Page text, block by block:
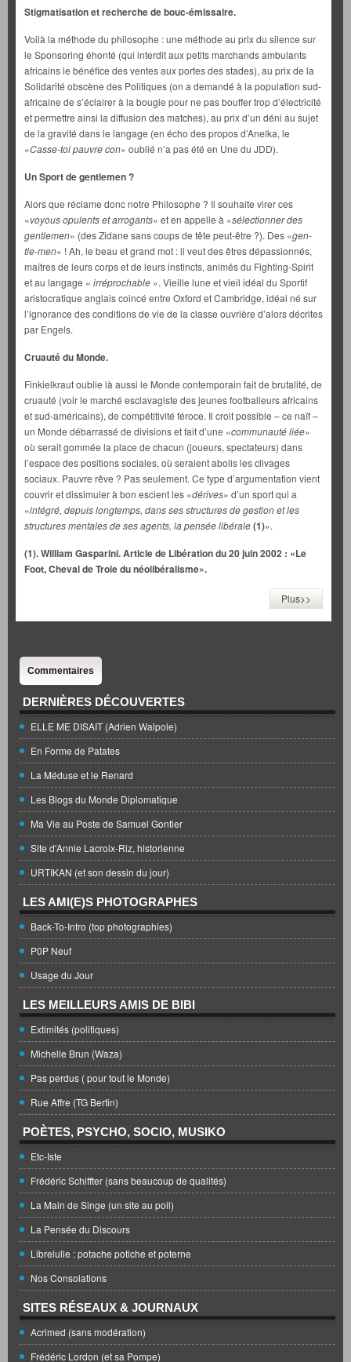
Stigmatisation et recherche de bouc-émissaire.
Voilà la méthode du philosophe : une méthode au prix du silence sur
le Sponsoring éhonté (qui interdit aux petits marchands ambulants
africains le bénéfice des ventes aux portes des stades), au prix de la
Solidarité obscène des Politiques (on a demandé à la population sud-
africaine de s’éclairer à la bougie pour ne pas bouffer trop d’électricité
et permettre ainsi la diffusion des matches), au prix d’un déni au sujet
de la gravité dans le langage (en écho des propos d’Anelka, le
«Casse-toi pauvre con» oublié n’a pas été en Une du JDD).
Un Sport de gentlemen ?
Alors que réclame donc notre Philosophe ? Il souhaite virer ces
«voyous opulents et arrogants» et en appelle à «sélectionner des
gentlemen» (des Zidane sans coups de tête peut-être ?). Des «gen-
tle-men» ! Ah, le beau et grand mot : il veut des êtres dépassionnés,
maîtres de leurs corps et de leurs instincts, animés du Fighting-Spirit
et au langage « irréprochable ». Vieille lune et vieil idéal du Sportif
aristocratique anglais coincé entre Oxford et Cambridge, idéal né sur
l’ignorance des conditions de vie de la classe ouvrière d’alors décrites
par Engels.
Cruauté du Monde.
Finkielkraut oublie là aussi le Monde contemporain fait de brutalité, de
cruauté (voir le marché esclavagiste des jeunes footballeurs africains
et sud-américains), de compétitivité féroce. Il croit possible – ce naïf –
un Monde débarrassé de divisions et fait d’une «communauté liée»
où serait gommée la place de chacun (joueurs, spectateurs) dans
l’espace des positions sociales, où seraient abolis les clivages
sociaux. Pauvre rêve ? Pas seulement. Ce type d’argumentation vient
couvrir et dissimuler à bon escient les «dérives» d’un sport qui a
«intégré, depuis longtemps, dans ses structures de gestion et les
structures mentales de ses agents, la pensée libérale(1)».
(1).William Gasparini. Article de Libération du 20 juin 2002 : «Le
Foot, Cheval de Troie du néolibéralisme».
Plus>>
Commentaires
DERNIÈRES DÉCOUVERTES
ELLE ME DISAIT (Adrien Walpole)
En Forme de Patates
La Méduse et le Renard
Les Blogs du Monde Diplomatique
Ma Vie au Poste de Samuel Gontier
Site d'Annie Lacroix-Riz, historienne
URTIKAN (et son dessin du jour)
LES AMI(E)S PHOTOGRAPHES
Back-To-Intro (top photographies)
P0P Neuf
Usage du Jour
LES MEILLEURS AMIS DE BIBI
Extimités (politiques)
Michelle Brun (Waza)
Pas perdus ( pour tout le Monde)
Rue Affre (TG Bertin)
POÈTES, PSYCHO, SOCIO, MUSIKO
Etc-Iste
Frédéric Schiffter (sans beaucoup de qualités)
La Main de Singe (un site au poil)
La Pensée du Discours
Librelulle : potache potiche et poterne
Nos Consolations
SITES RÉSEAUX & JOURNAUX
Acrimed (sans modération)
Frédéric Lordon (et sa Pompe)